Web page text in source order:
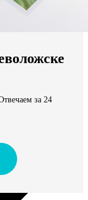
за 24